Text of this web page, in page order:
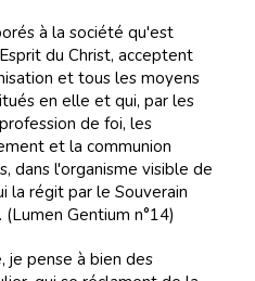
à la société qu'est
du Christ, acceptent
et tous les moyens
en elle et qui, par les
de foi, les
et la communion
dans l'organisme visible de
la régit par le Souverain
Gentium n°14)
je pense à bien des